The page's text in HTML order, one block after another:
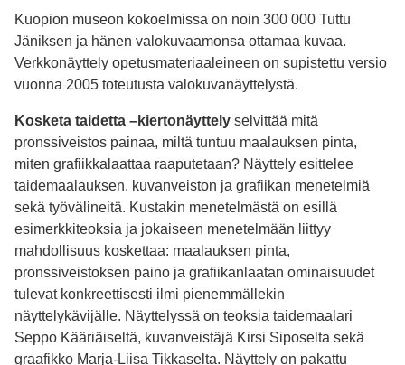
Kuopion museon kokoelmissa on noin 300 000 Tuttu
Jäniksen ja hänen valokuvaamonsa ottamaa kuvaa.
Verkkonäyttely opetusmateriaaleineen on supistettu versio
vuonna 2005 toteutusta valokuvanäyttelystä.
Kosketa taidetta –kiertonäyttely selvittää mitä
pronssiveistos painaa, miltä tuntuu maalauksen pinta,
miten grafiikkalaattaa raaputetaan? Näyttely esittelee
taidemaalauksen, kuvanveiston ja grafiikan menetelmiä
sekä työvälineitä. Kustakin menetelmästä on esillä
esimerkkiteoksia ja jokaiseen menetelmään liittyy
mahdollisuus koskettaa: maalauksen pinta,
pronssiveistoksen paino ja grafiikanlaatan ominaisuudet
tulevat konkreettisesti ilmi pienemmällekin
näyttelykävijälle. Näyttelyssä on teoksia taidemaalari
Seppo Kääriäiseltä, kuvanveistäjä Kirsi Siposelta sekä
graafikko Marja-Liisa Tikkaselta. Näyttely on pakattu